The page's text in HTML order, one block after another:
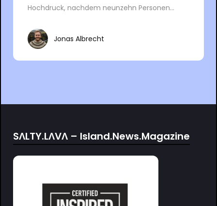
Hochdruck, nachdem neunzehn Personen...
Jonas Albrecht
SΛLTY.LΛVΛ – Island.News.Magazine